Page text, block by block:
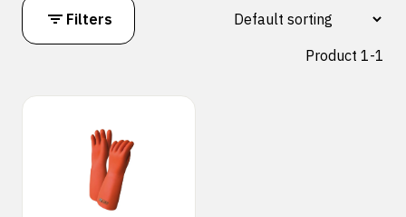
Filters
Product 1-1